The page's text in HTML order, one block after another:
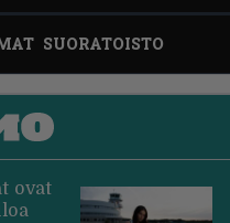
SUORATOISTO
ovat